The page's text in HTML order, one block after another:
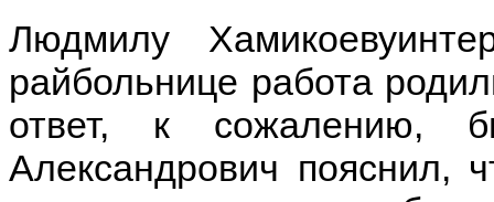
Людмилу
райбольнице работа
ответ, к сожалению,
Александрович пояснил,